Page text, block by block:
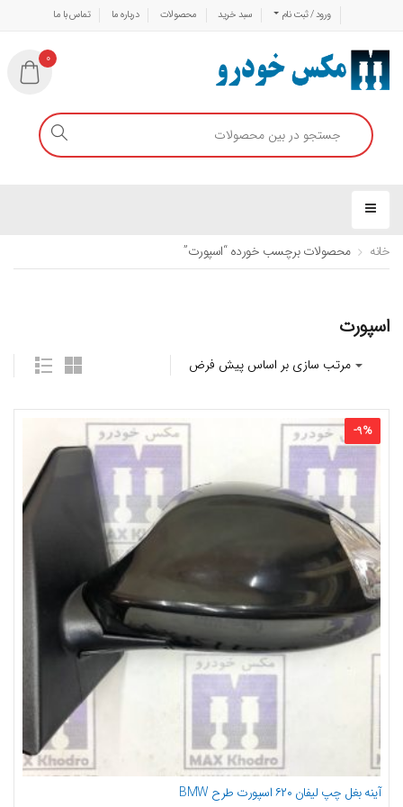
ورود / ثبت نام سبد خرید محصولات درباره ما تماس با ما
0
خانه محصولات برچسب خورده “اسپورت”
اسپورت
-9%
آینه بغل چپ لیفان ۶۲۰ اسپورت طرح BMW